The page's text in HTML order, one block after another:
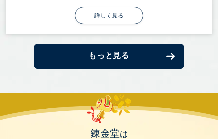
詳しく見る
もっと見る
錬金堂は